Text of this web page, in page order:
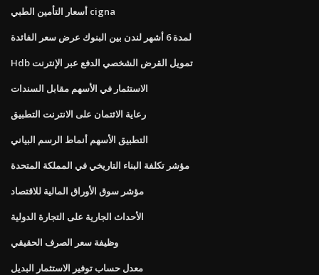
أسعار التأمين الطبي cigna
لمدة 6 أشهر لندن بين البنوك عرض سعر الفائدة
Hdb تمويل القرض الشخصي الدفع عبر الإنترنت
الاستثمار في الأسهم مقابل السندات
رعاية الائتمان على الانترنت التطبيق
التطبيق الأسهم أنماط الرسم البياني
مؤشر تكلفة البناء التاريخي في المملكة المتحدة
مؤشر سوق الأوراق المالية للاقتصاد
الأحداث الجارية على التجارة الدولية
وظيفة سعر الصرف الحقيقي
معدل حساب توفير الاستثمار البديل